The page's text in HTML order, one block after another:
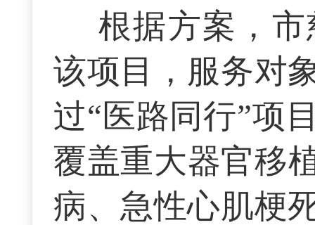
根据方案，
该项目，服务对
过“医路同行”项
覆盖重大器官移
病、急性心肌梗